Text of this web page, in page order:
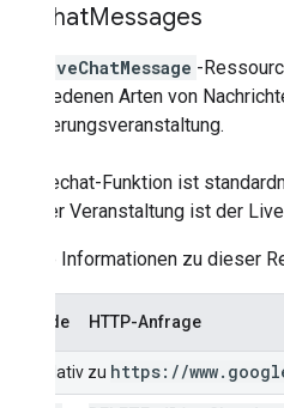
ChatMessages
liveChatMessage -
verschiedenen Arten von
Finanzierungsveranstaltung.
Die Livechat-Funktion ist
Ende der Veranstaltung ist der
Weitere Informationen zu dieser
Methode HTTP-Anfrage
URIs relativ zu https: //www.